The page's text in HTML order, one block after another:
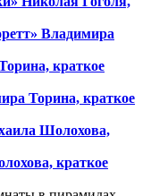
Владимира
краткое
Торина, краткое
Шолохова,
краткое